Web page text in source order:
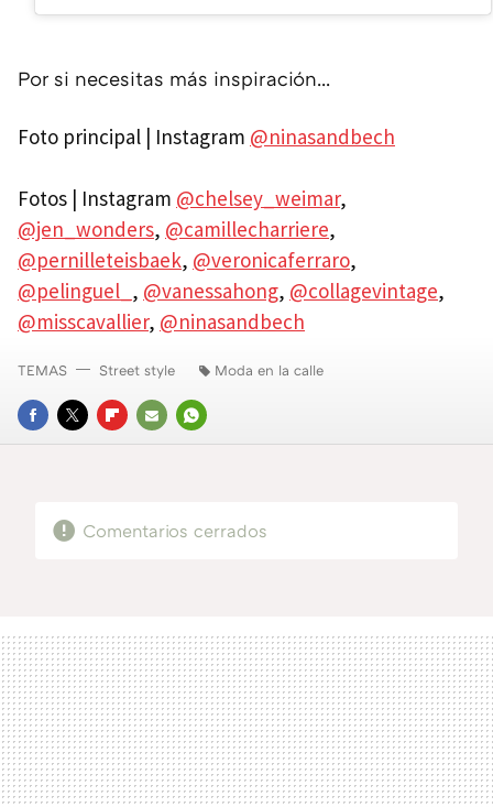
Por si necesitas más inspiración...
Foto principal | Instagram @ninasandbech
Fotos | Instagram @chelsey_weimar,
@jen_wonders, @camillecharriere,
@pernilleteisbaek, @veronicaferraro,
@pelinguel_ , @vanessahong, @collagevintage,
@misscavallier, @ninasandbech
FACEBOOK
TWITTERFLIPBOARD
E-
WHATSAPP
TEMAS Street style Moda en la calle
Comentarios cerrados